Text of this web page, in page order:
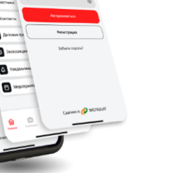
90
КОМПАНИЙ-
УЧАСТНИЦ
+